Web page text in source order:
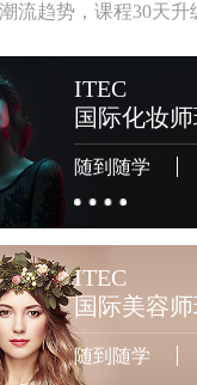
流趋势，课程30天升
ITEC
国际化妆
随到随学
ITEC
国际美容
随到随学